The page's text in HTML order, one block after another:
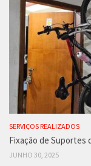
SERVIÇOS REALIZADOS
Fixação de Suportes
JUNHO 30, 2025